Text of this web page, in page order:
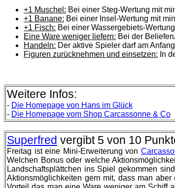
+1 Muschel: Bei einer Steg-Wertung mit
+1 Banane: Bei einer Insel-Wertung mit
+1 Fisch: Bei einer Wassergebiets-
Eine Ware weniger liefern: Bei der
Handeln: Der aktive Spieler darf am
Figuren zurücknehmen und einsetzen: In
Weitere Infos:
- Die Homepage von Hans im Glück
- Die Homepage vom Shop Carcassonne & Co
Superfred vergibt 5 von 10
Freitag ist eine Mini-Erweiterung von
Welchen Bonus oder welche
Landschaftsplättchen ins Spiel gekommen
Aktionsmöglichkeiten gern mit, dass man